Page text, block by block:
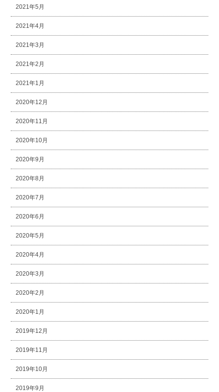
2021年5月
2021年4月
2021年3月
2021年2月
2021年1月
2020年12月
2020年11月
2020年10月
2020年9月
2020年8月
2020年7月
2020年6月
2020年5月
2020年4月
2020年3月
2020年2月
2020年1月
2019年12月
2019年11月
2019年10月
2019年9月